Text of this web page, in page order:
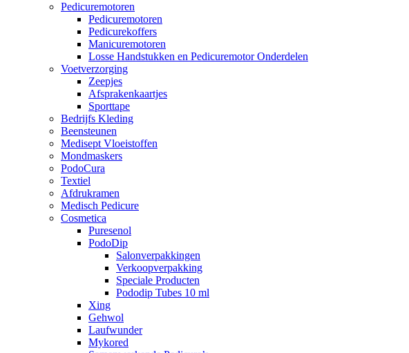
Pedicuremotoren
Pedicuremotoren
Pedicurekoffers
Manicuremotoren
Losse Handstukken en Pedicuremotor Onderdelen
Voetverzorging
Zeepjes
Afsprakenkaartjes
Sporttape
Bedrijfs Kleding
Beensteunen
Medisept Vloeistoffen
Mondmaskers
PodoCura
Textiel
Afdrukramen
Medisch Pedicure
Cosmetica
Puresenol
PodoDip
Salonverpakkingen
Verkoopverpakking
Speciale Producten
Pododip Tubes 10 ml
Xing
Gehwol
Laufwunder
Mykored